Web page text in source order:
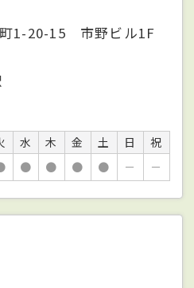
1-20-15 市野ビル1F
水 木 金 土 日
祝
● ● ● ● － －